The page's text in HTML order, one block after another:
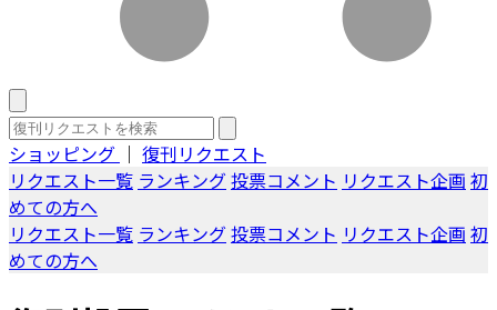
ショッピング ｜ 復刊リクエスト
リクエスト一覧 ランキング投票コメント リクエスト企画 初
めての方へ
リクエスト一覧 ランキング投票コメント リクエスト企画 初
めての方へ